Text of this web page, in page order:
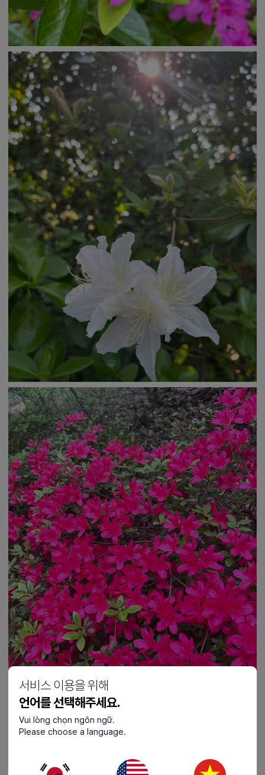
서비스 이용을 위해
언어를 선택해주세요.
Vui lòng chọn ngôn ngữ.
Please choose a language.